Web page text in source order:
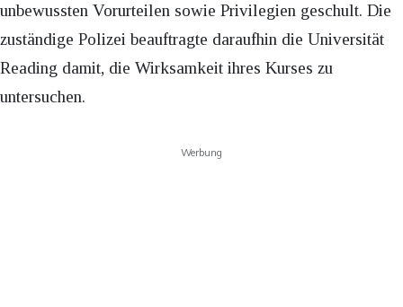
unbewussten Vorurteilen sowie Privilegien geschult. Die
zuständige Polizei beauftragte daraufhin die Universität
Reading damit, die Wirksamkeit ihres Kurses zu
untersuchen.
Werbung